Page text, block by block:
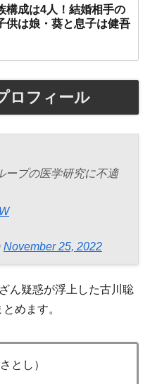
構成は4人！結婚相手の
供は娘・葵と息子は健吾
ロフィール
ープの医学研究に不適
November 25, 2022
ん疑惑が浮上した古川聡
めます。
とし）